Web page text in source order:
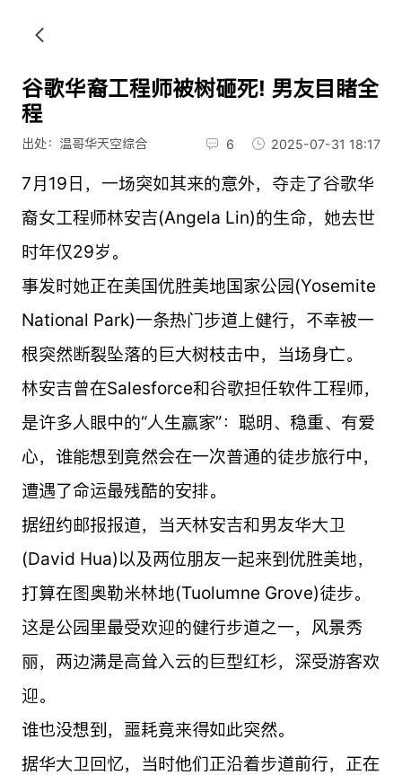
谷歌华裔工程师被树砸死! 男友目睹全
程
出处：温哥华天空综合 6 2025-07-31 18:17
7月19日，一场突如其来的意外，夺走了谷歌华
裔女工程师林安吉(Angela Lin)的生命，她去世
时年仅29岁。
事发时她正在美国优胜美地国家公园(Yosemite
National Park)一条热门步道上健行，不幸被一
根突然断裂坠落的巨大树枝击中，当场身亡。
林安吉曾在Salesforce和谷歌担任软件工程师，
是许多人眼中的“人生赢家”：聪明、稳重、有爱
心，谁能想到竟然会在一次普通的徒步旅行中，
遭遇了命运最残酷的安排。
据纽约邮报报道，当天林安吉和男友华大卫
(David Hua)以及两位朋友一起来到优胜美地，
打算在图奥勒米林地(Tuolumne Grove)徒步。
这是公园里最受欢迎的健行步道之一，风景秀
丽，两边满是高耸入云的巨型红杉，深受游客欢
迎。
谁也没想到，噩耗竟来得如此突然。
据华大卫回忆，当时他们正沿着步道前行，正在